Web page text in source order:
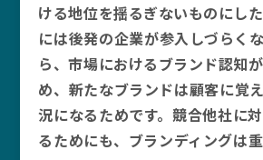
ける地位を揺るぎないものにし
には後発の企業が参入しづらく
ら、市場におけるブランド認知
め、新たなブランドは顧客に覚
況になるためです。競合他社に
るためにも、ブランディングは